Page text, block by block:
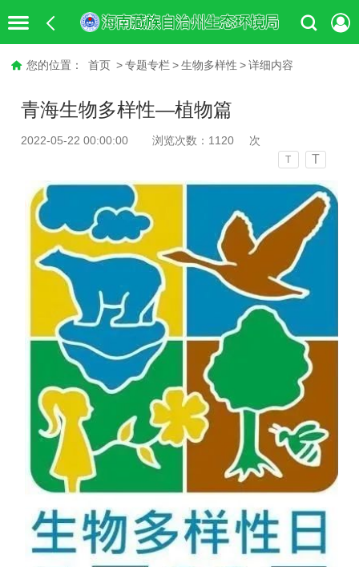
您的位置： 首页 > 专题专栏 > 生物多样性 > 详细内容
青海生物多样性—植物篇
2022-05-22 00:00:00 浏览次数： 1120 次
T T